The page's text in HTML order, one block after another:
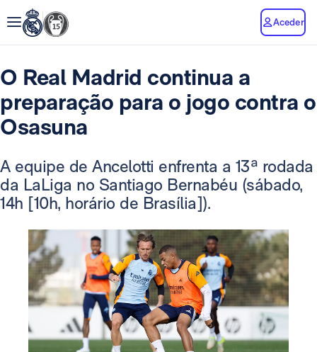
Aceder
O Real Madrid continua a
preparação para o jogo contra o
Osasuna
A equipe de Ancelotti enfrenta a 13ª rodada
da LaLiga no Santiago Bernabéu (sábado,
14h [10h, horário de Brasília]).